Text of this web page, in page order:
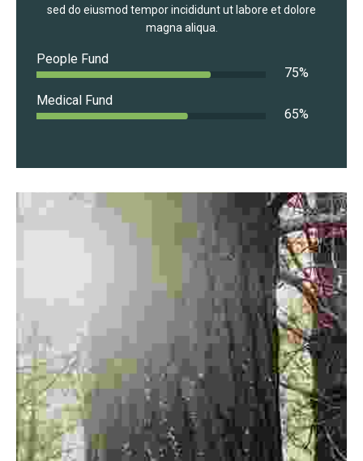
sed do eiusmod tempor incididunt ut labore et dolore
magna aliqua.
People Fund
75%
Medical Fund
65%